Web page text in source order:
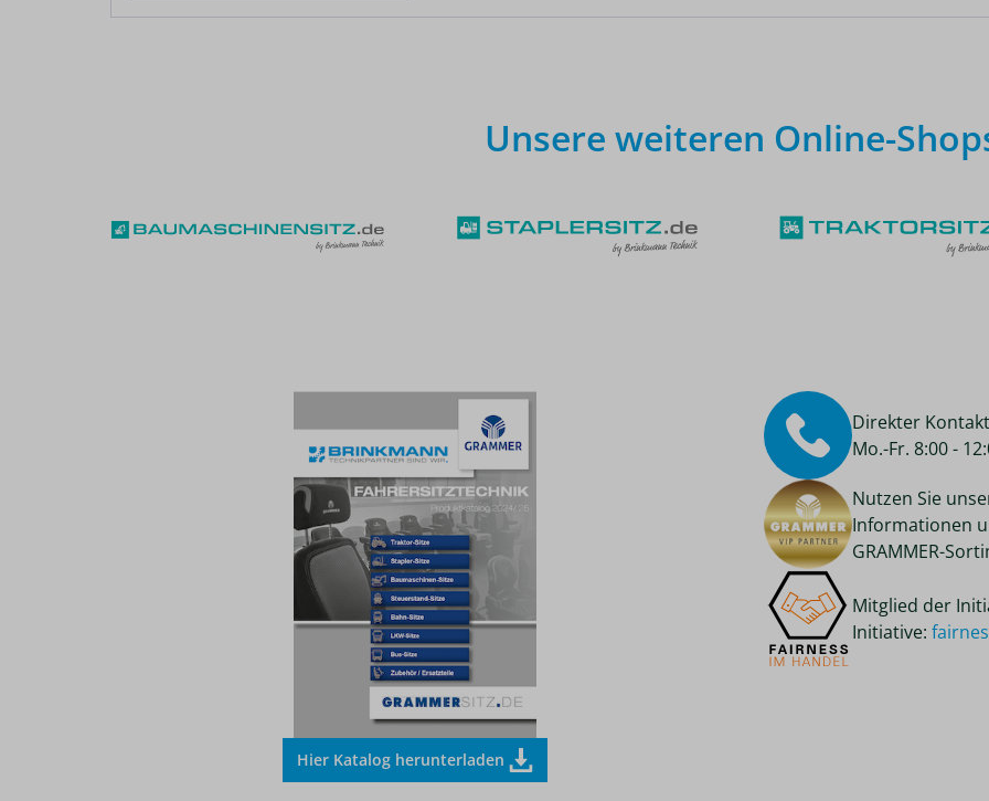
Unsere weiteren Online-
Hier Katalog herunterladen
Direkter
Mo.-Fr. 8:00 -
Nutzen Sie
Informationen
GRAMMER-
Mitglied der
Initiative: